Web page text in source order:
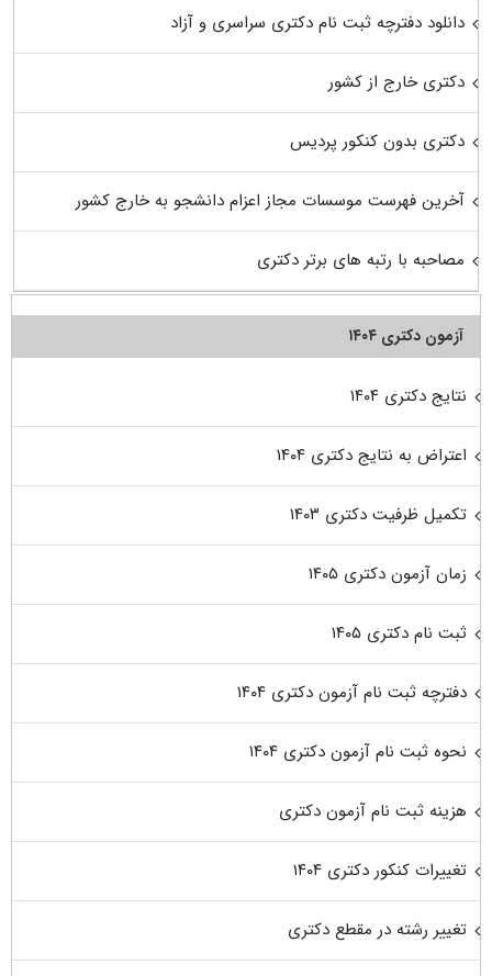
دانلود دفترچه ثبت نام دکتری سراسری و آزاد
دکتری خارج از کشور
دکتری بدون کنکور پردیس
آخرین فهرست موسسات مجاز اعزام دانشجو به خارج کشور
مصاحبه با رتبه های برتر دکتری
آزمون دکتری ۱۴۰۴
نتایج دکتری ۱۴۰۴
اعتراض به نتایج دکتری ۱۴۰۴
تکمیل ظرفیت دکتری ۱۴۰۳
زمان آزمون دکتری ۱۴۰۵
ثبت نام دکتری ۱۴۰۵
دفترچه ثبت نام آزمون دکتری ۱۴۰۴
نحوه ثبت نام آزمون دکتری ۱۴۰۴
هزینه ثبت نام آزمون دکتری
تغییرات کنکور دکتری ۱۴۰۴
تغییر رشته در مقطع دکتری